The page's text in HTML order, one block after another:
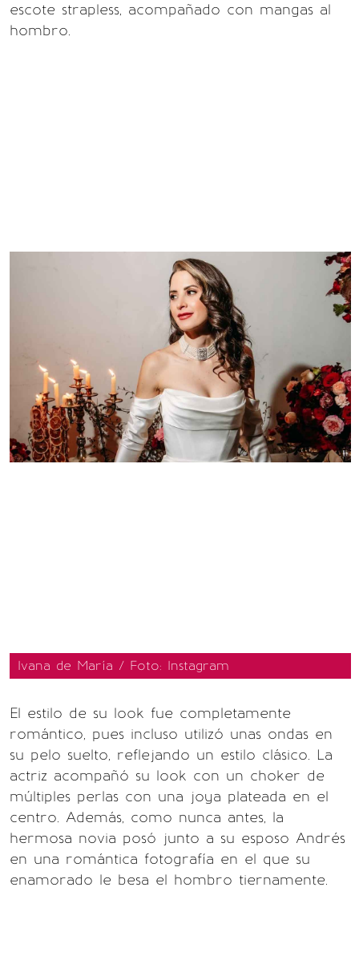
escote strapless, acompañado con mangas al
hombro.
Ivana de María / Foto: Instagram
El estilo de su look fue completamente
romántico, pues incluso utilizó unas ondas en
su pelo suelto, reflejando un estilo clásico. La
actriz acompañó su look con un choker de
múltiples perlas con una joya plateada en el
centro. Además, como nunca antes, la
hermosa novia posó junto a su esposo Andrés
en una romántica fotografía en el que su
enamorado le besa el hombro tiernamente.